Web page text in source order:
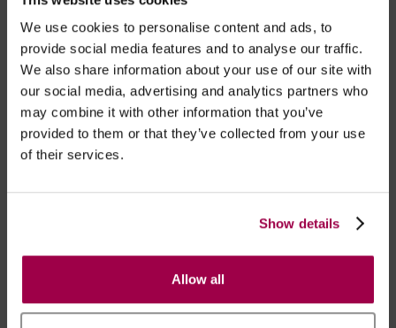
We use cookies to personalise content and ads, to
provide social media features and to analyse our traffic.
We also share information about your use of our site with
our social media, advertising and analytics partners who
may combine it with other information that you’ve
provided to them or that they’ve collected from your use
of their services.
Show details
Allow all
Marca:Obsessive
- Embalagens 100% discretas
- *Entrega em 24 horas para pedidos antes das 16:00 h.
Após as 16:00 h, a sua encomenda será entregue em 48
horas, dias úteis. Portugal e Espanha Continental para
RECOMENDAMOS